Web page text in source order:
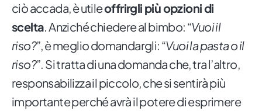
ciò accada, è utileoffrirgli più opzioni di
scelta. Anziché chiedere al bimbo: “Vuoi il
riso?”, è meglio domandargli: “Vuoi la pasta o il
riso?”. Si tratta di una domanda che, tra l’altro,
responsabilizza il piccolo, che si sentirà più
importante perché avrà il potere di esprimere